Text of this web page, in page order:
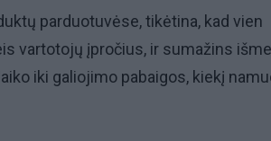
parduotuvėse, tikėtina, kad vien
vartotojų įpročius, ir sumažins
iki galiojimo pabaigos, kiekį